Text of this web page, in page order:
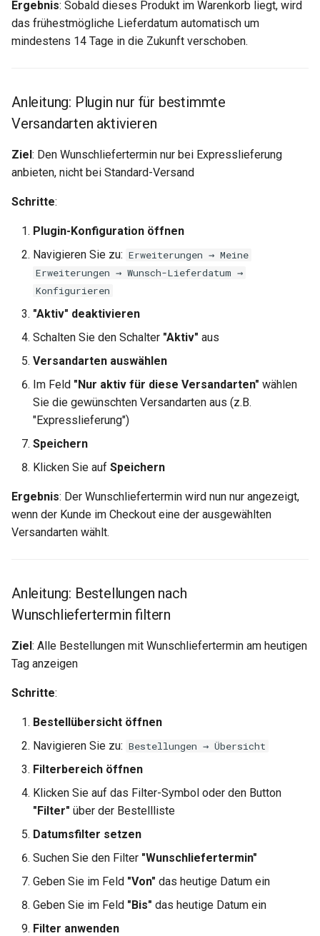
Ergebnis: Sobald dieses Produkt im Warenkorb liegt, wird
das frühestmögliche Lieferdatum automatisch um
mindestens 14 Tage in die Zukunft verschoben.
Anleitung: Plugin nur für bestimmte
Versandarten aktivieren
Ziel: Den Wunschliefertermin nur bei Expresslieferung
anbieten, nicht bei Standard-Versand
Schritte:
Plugin-Konfiguration öffnen
Navigieren Sie zu: Erweiterungen → Meine
Erweiterungen → Wunsch-Lieferdatum →
Konfigurieren
"Aktiv" deaktivieren
Schalten Sie den Schalter "Aktiv" aus
Versandarten auswählen
Im Feld "Nur aktiv für diese Versandarten" wählen
Sie die gewünschten Versandarten aus (z.B.
"Expresslieferung")
Speichern
Klicken Sie auf Speichern
Ergebnis: Der Wunschliefertermin wird nun nur angezeigt,
wenn der Kunde im Checkout eine der ausgewählten
Versandarten wählt.
Anleitung: Bestellungen nach
Wunschliefertermin filtern
Ziel: Alle Bestellungen mit Wunschliefertermin am heutigen
Tag anzeigen
Schritte:
Bestellübersicht öffnen
Navigieren Sie zu: Bestellungen → Übersicht
Filterbereich öffnen
Klicken Sie auf das Filter-Symbol oder den Button
"Filter" über der Bestellliste
Datumsfilter setzen
Suchen Sie den Filter "Wunschliefertermin"
Geben Sie im Feld "Von" das heutige Datum ein
Geben Sie im Feld "Bis" das heutige Datum ein
Filter anwenden